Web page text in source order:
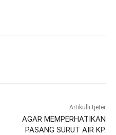
Artikulli tjetër
AGAR MEMPERHATIKAN
PASANG SURUT AIR KP.